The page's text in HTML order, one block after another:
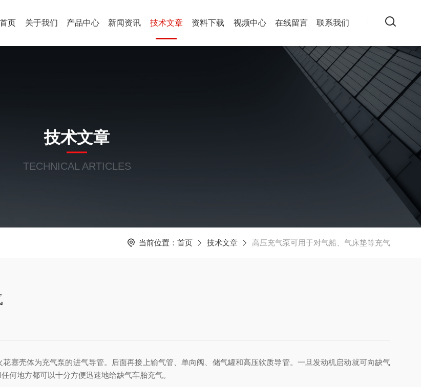
页 关于我们 产品中心 新闻资讯 技术文章 资料下载 视频中心 在线留言 联系我们
技术文章
TECHNICAL ARTICLES
当前位置： 首页 技术文章 高压充气泵可用于对气船、气床垫等充气
塞壳体为充气泵的进气导管。后面再接上输气管、单向阀、储气罐和高压软质导管。一旦发动机启动就可向缺气
何地方都可以十分方便迅速地给缺气车胎充气。